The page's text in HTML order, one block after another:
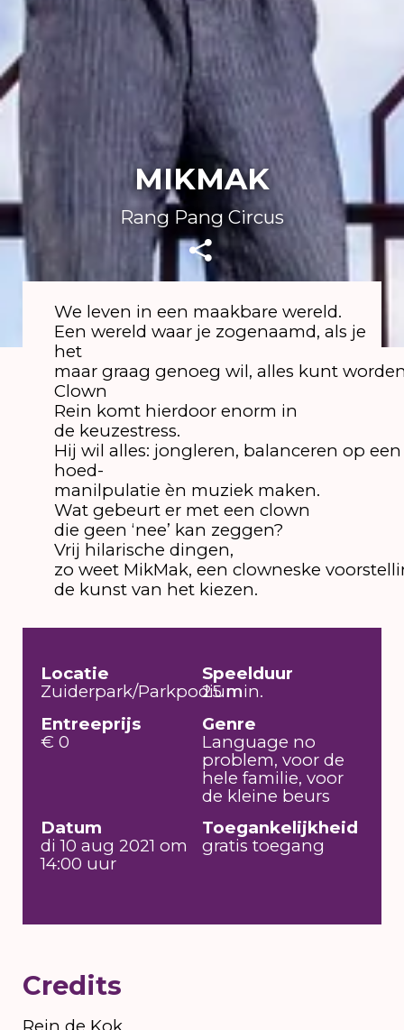
MIKMAK
Rang Pang Circus
We leven in een maakbare wereld.
Een wereld waar je zogenaamd, als je
het
maar graag genoeg wil, alles kunt
Clown
Rein komt hierdoor enorm in
de keuzestress.
Hij wil alles: jongleren, balanceren op
hoed-
manilpulatie èn muziek maken.
Wat gebeurt er met een clown
die geen ‘nee’ kan zeggen?
Vrij hilarische dingen,
zo weet MikMak, een clowneske
de kunst van het kiezen.
Locatie
Zuiderpark/Parkpodium
Speelduur
25 min.
Entreeprijs
€ 0
Genre
Language no
problem, voor de
hele familie, voor
de kleine beurs
Datum
di 10 aug 2021 om
14:00 uur
Toegankelijkheid
gratis toegang
Credits
Rein de Kok